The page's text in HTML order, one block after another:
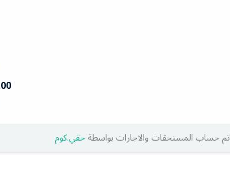
تم حساب المستحقات والاجارات بواسطةحقي.كوم